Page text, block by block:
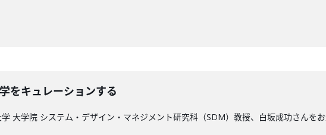
をキュレーションする
大学院 システム・デザイン・マネジメント研究科（SDM）教授、白坂成功さんを